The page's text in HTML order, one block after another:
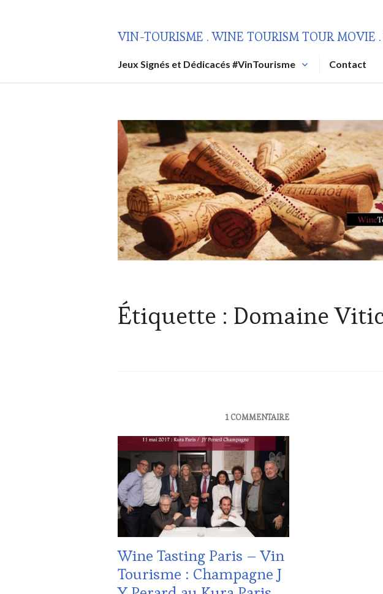
VIN-TOURISME . WINE TOURISM TOUR MOVIE
Jeux Signés et Dédicacés #VinTourisme Contact
Étiquette : Domaine
VIN
TOURISME,
RESTAURATEUR,
CHEF,
CUISINIER,
ŒNOLOGUE,
SOMMELIER,
VIGNOBLES,
WINE
TASTING
VOUCHER
1 COMMENTAIRE
Wine Tasting Paris – Vin
Tourisme : Champagne J